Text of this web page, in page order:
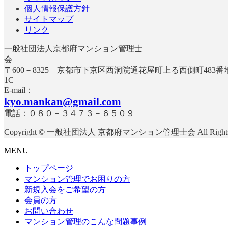
時
:
個人情報保護方針
サイトマップ
リンク
一般社団法人京都府マンション管理士
〒600－8325 京都市下京区西洞院通花屋町上る西側町483番
E-mail：
kyo.mankan@gmail.com
電話：０８０－３４７３－６５０９
Copyright © 一般社団法人 京都府マンション管理士会 All
MENU
トップページ
マンション管理でお困りの方
新規入会をご希望の方
会員の方
お問い合わせ
マンション管理のこんな問題事例